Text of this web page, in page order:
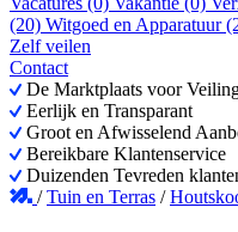
(20) Witgoed en Apparatuur
Zelf veilen
Contact
De Marktplaats voor
Eerlijk en Transparant
Groot en Afwisselend
Bereikbare Klantenservice
Duizenden Tevreden
/Tuin en Terras /